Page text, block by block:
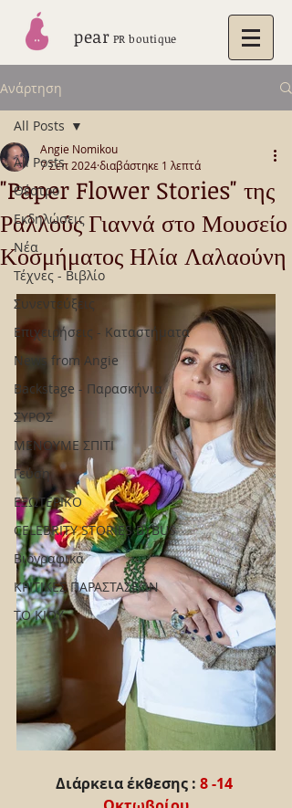
pear PR boutique
Ανάρτηση
All Posts
Θέατρο
Εκδηλώσεις
Νέα
Τέχνες - Βιβλίο
Συνεντεύξεις
Επιχειρήσεις - Καταστήματα
News from Angie
Backstage - Παρασκήνια
ΣΥΡΟΣ
ΜΕΝΟΥΜΕ ΣΠΙΤΙ
Γεύση
ΕΞΩΤΕΡΙΚΟ
CELEBRITY STORIES BYBUS
Βιογραφικά
ΚΡΙΤΙΚΕΣ ΠΑΡΑΣΤΑΣΕΩΝ
ΤΟ ΚΙΟΥ
All Posts
"Paper Flower Stories" της
Ραλλούς Γιαννά στο Μουσείο
Κοσμήματος Ηλία Λαλαούνη
Angie Nomikou
7 Σεπ 2024διαβάστηκε 1 λεπτά
Διάρκεια έκθεσης : 8 -14